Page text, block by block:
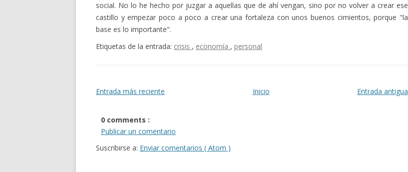
social. No lo he hecho por juzgar a aquellas que de ahí vengan, sino por no volver a crear ese
castillo y empezar poco a poco a crear una fortaleza con unos buenos cimientos, porque "la
base es lo importante".
Etiquetas de la entrada: crisis , economía , personal
Entrada más reciente Entrada antigua
Inicio
0 comments :
Publicar un comentario
Suscribirse a: Enviar comentarios ( Atom )